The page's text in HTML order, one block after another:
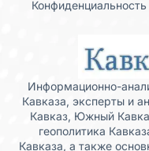
Конфиденциальность
Информационно-
Кавказа, эксперты и
Кавказ, Южный
геополитика
Кавказа, а также